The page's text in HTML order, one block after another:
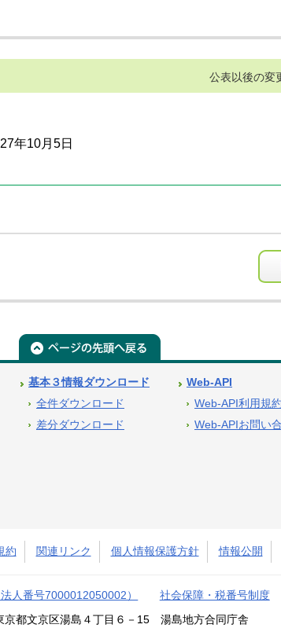
公表以後の変
年10月5日
基本３情報ダウンロード
全件ダウンロード
差分ダウンロード
Web-API
Web-API利用規約
Web-APIお問い
約 関連リンク 個人情報保護方針 情報公開
人番号7000012050002） 社会保障・税番号制度
京都文京区湯島４丁目６－15 湯島地方合同庁舎